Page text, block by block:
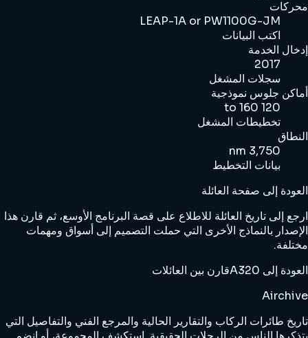
محركات
LEAP-1A or PW1100G-JM
اكتب البيانات
إدخال الخدمة
2017
سجلات المشغل
أماكن جلوس نموذجية
120 to 160
تخطيطات المشغل
النطاق
3,750 nm
بيانات التخطيط
العودة إلى صفحة العائلة
ارجع إلى تاريخ العائلة للاطلاع على قصة البرنامج الأوسع، ثم قارن هذا
الإصدار بالنماذج الأخرى التي حملت التصميم إلى أسواق ومهمات
مختلفة.
العودة إلى A320
قارن بين العائلات
Airchive
تاريخ طائرات الركاب والتقارير الحالية والمرجع الفني والتفاصيل التي